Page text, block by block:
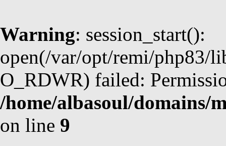
Warning: session_start():
open(/var/opt/remi/php83/
O_RDWR) failed:
/home/albasoul/domains/
on line 9